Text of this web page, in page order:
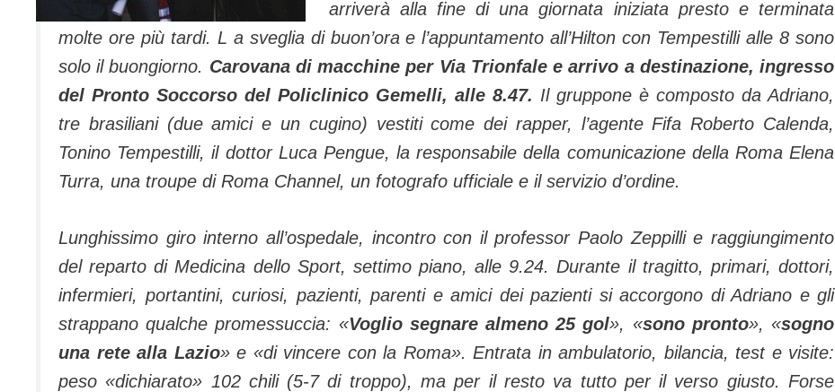
arriverà alla fine di una giornata iniziata presto e terminata
molte ore più tardi. L a sveglia di buon’ora e l’appuntamento all’Hilton con Tempestilli alle 8 sono
solo il buongiorno. Carovana di macchine per Via Trionfale e arrivo a destinazione, ingresso
del Pronto Soccorso del Policlinico Gemelli, alle 8.47. Il gruppone è composto da Adriano,
tre brasiliani (due amici e un cugino) vestiti come dei rapper, l’agente Fifa Roberto Calenda,
Tonino Tempestilli, il dottor Luca Pengue, la responsabile della comunicazione della Roma Elena
Turra, una troupe di Roma Channel, un fotografo ufficiale e il servizio d’ordine.
Lunghissimo giro interno all’ospedale, incontro con il professor Paolo Zeppilli e raggiungimento
del reparto di Medicina dello Sport, settimo piano, alle 9.24. Durante il tragitto, primari, dottori,
infermieri, portantini, curiosi, pazienti, parenti e amici dei pazienti si accorgono di Adriano e gli
strappano qualche promessuccia: «Voglio segnare almeno 25 gol», «sono pronto», «sogno
una rete alla Lazio» e «di vincere con la Roma». Entrata in ambulatorio, bilancia, test e visite:
peso «dichiarato» 102 chili (5-7 di troppo), ma per il resto va tutto per il verso giusto. Forse